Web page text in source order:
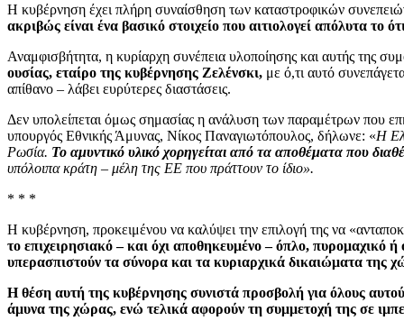
Η κυβέρνηση έχει πλήρη συναίσθηση των καταστροφικών
ακριβώς είναι ένα βασικό στοιχείο που αιτιολογεί απόλυτα
Αναμφισβήτητα, η κυρίαρχη συνέπεια υλοποίησης και αυτής της
ουσίας, εταίρο της κυβέρνησης Ζελένσκι, με ό,τι αυτό
απίθανο – λάβει ευρύτερες διαστάσεις.
Δεν υπολείπεται όμως σημασίας η ανάλυση των παραμέτρων που
υπουργός Εθνικής Άμυνας, Νίκος Παναγιωτόπουλος, δήλωνε: «Η
Ρωσία. Το αμυντικό υλικό χορηγείται από τα αποθέματα που
υπόλοιπα κράτη – μέλη της ΕΕ που πράττουν το ίδιο».
* * *
Η κυβέρνηση, προκειμένου να καλύψει την επιλογή της να
το επιχειρησιακό – και όχι αποθηκευμένο – όπλο,
υπερασπιστούν τα σύνορα και τα κυριαρχικά δικαιώματα της
Η θέση αυτή της κυβέρνησης συνιστά προσβολή για όλους
άμυνα της χώρας, ενώ τελικά αφορούν τη συμμετοχή της σε